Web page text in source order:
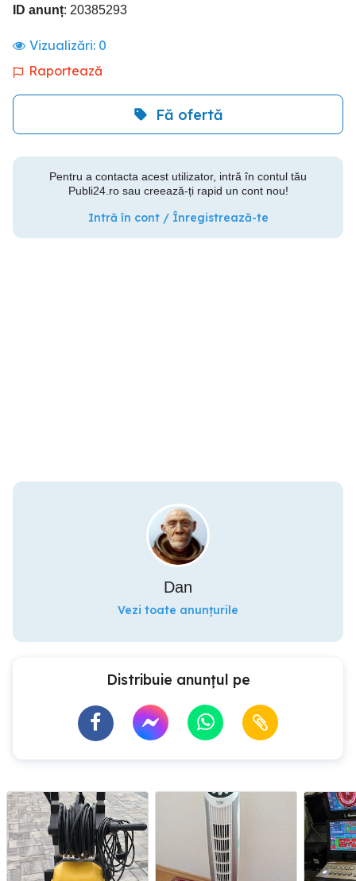
ID anunț: 20385293
Vizualizări: 0
Raportează
Fă ofertă
Pentru a contacta acest utilizator, intră în contul tău
Publi24.ro sau creează-ți rapid un cont nou!
Intră în cont / Înregistrează-te
Dan
Vezi toate anunțurile
Distribuie anunțul pe